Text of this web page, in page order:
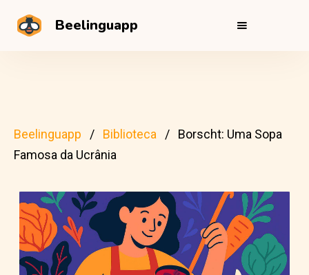
Beelinguapp
Beelinguapp Biblioteca
Borscht: Uma Sopa
Famosa da Ucrânia